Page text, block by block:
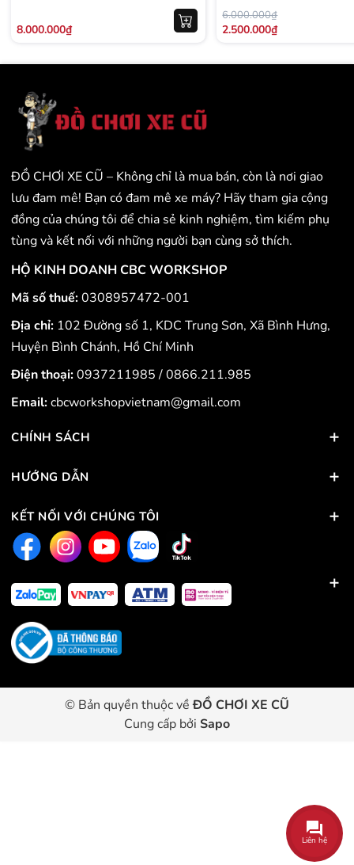
8.000.000₫
6.000.000₫
2.500.000₫
ĐỒ CHƠI XE CŨ – Không chỉ là mua bán, còn là nơi giao
lưu đam mê! Bạn có đam mê xe máy? Hãy tham gia cộng
đồng của chúng tôi để chia sẻ kinh nghiệm, tìm kiếm phụ
tùng và kết nối với những người bạn cùng sở thích.
HỘ KINH DOANH CBC WORKSHOP
Mã số thuế:0308957472-001
Địa chỉ: 102 Đường số 1, KDC Trung Sơn, Xã Bình Hưng,
Huyện Bình Chánh, Hồ Chí Minh
Điện thoại:0937211985/0866.211.985
Email:cbcworkshopvietnam@gmail.com
CHÍNH SÁCH
HƯỚNG DẪN
KẾT NỐI VỚI CHÚNG TÔI
© Bản quyền thuộc vềĐỒ CHƠI XE CŨ
Cung cấp bởi Sapo
Liên hệ